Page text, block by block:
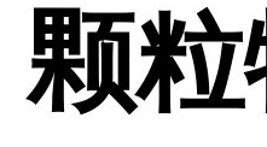
颗